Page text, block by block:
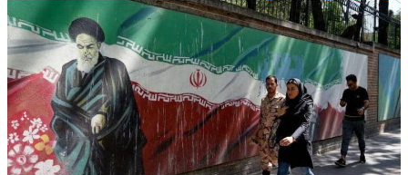
مواقف
وليد جنبلاط
الحزب
ابحث